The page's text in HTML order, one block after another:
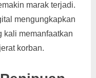
marak terjadi.
mengungkapkan
kali memanfaatkan
korban.